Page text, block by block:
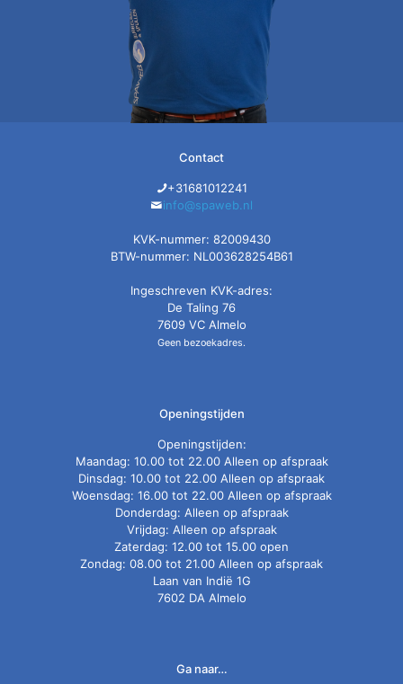
Contact
+31681012241
info@spaweb.nl
KVK-nummer: 82009430
BTW-nummer: NL003628254B61
Ingeschreven KVK-adres:
De Taling 76
7609 VC Almelo
Geen bezoekadres.
Openingstijden
Openingstijden:
Maandag: 10.00 tot 22.00 Alleen op afspraak
Dinsdag: 10.00 tot 22.00 Alleen op afspraak
Woensdag: 16.00 tot 22.00 Alleen op afspraak
Donderdag: Alleen op afspraak
Vrijdag: Alleen op afspraak
Zaterdag: 12.00 tot 15.00 open
Zondag: 08.00 tot 21.00 Alleen op afspraak
Laan van Indië 1G
7602 DA Almelo
Ga naar…